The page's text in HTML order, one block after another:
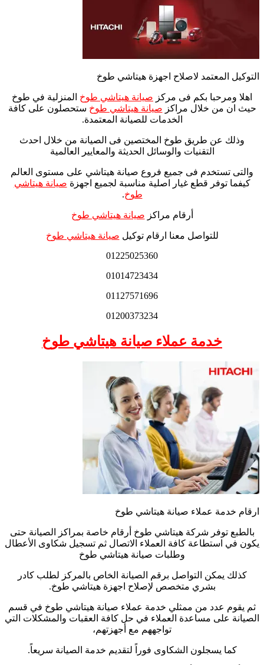
التوكيل المعتمد لاصلاح اجهزة هيتاشي طوخ
اهلا ومرحبا بكم فى مركز صيانة هيتاشي طوخ المنزلية في طوخ
حيث ان من خلال مراكز صيانة هيتاشي طوخ ستحصلون على كافة
الخدمات للصيانة المعتمدة.
وذلك عن طريق طوخ المختصين فى الصيانة من خلال احدث
التقنيات والوسائل الحديثة والمعايير العالمية
والتى تستخدم فى جميع فروع صيانة هيتاشي على مستوى العالم
كيفما توفر قطع غيار اصلية مناسبة لجميع اجهزة صيانة هيتاشي
طوخ.
أرقام مراكز صيانة هيتاشي طوخ
للتواصل معنا ارقام توكيل صيانة هيتاشي طوخ
01225025360
01014723434
01127571696
01200373234
خدمة عملاء صيانة هيتاشي طوخ
ارقام خدمة عملاء صيانة هيتاشي طوخ
بالطبع توفر شركة هيتاشي طوخ أرقام خاصة بمراكز الصيانة حتى
يكون في استطاعة كافة العملاء الاتصال ثم تسجيل شكاوى الأعطال
وطلبات صيانة هيتاشي طوخ
كذلك يمكن التواصل برقم الصيانة الخاص بالمركز لطلب كادر
بشري متخصص لإصلاح اجهزة هيتاشي طوخ.
ثم يقوم عدد من ممثلي خدمة عملاء صيانة هيتاشي طوخ في قسم
الصيانة على مساعدة العملاء في حل كافة العقبات والمشكلات التي
تواجههم مع أجهزتهم،
كما يسجلون الشكاوى فوراً لتقديم خدمة الصيانة سريعاً.